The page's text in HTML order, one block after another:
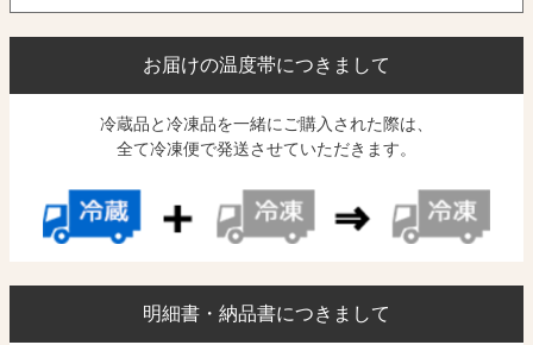
お届けの温度帯につきまして
冷蔵品と冷凍品を一緒にご購入された際は、
全て冷凍便で発送させていただきます。
明細書・納品書につきまして